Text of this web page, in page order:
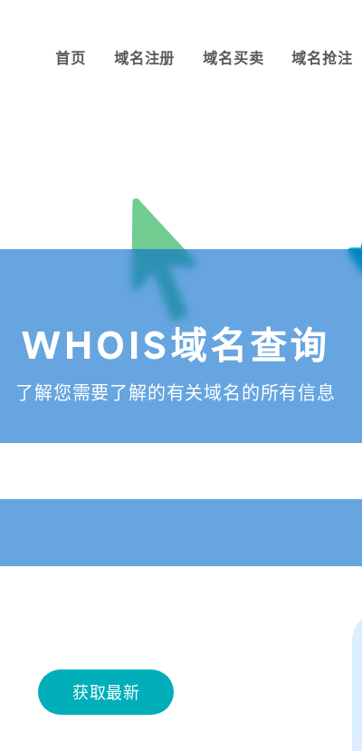
首页 域名注册 域名买卖 域名抢注
WHOIS域名查询
了解您需要了解的有关域名的所有信息
获取最新